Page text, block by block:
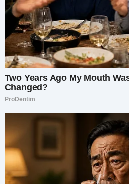
ведя меня внутрь и с
корзину. «Прости, что тут
Я огляделась. В доме не
было ясно, что она всё
убирает, складывает
которые, как я
уже через несколько недель.
В тот вечер на ужин была
переваренная и остывшая
Стас попробовал один
«Холодная», — пробормотал
схватить тарелку и
Я моргнула. «Он что,